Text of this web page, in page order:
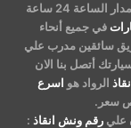
والمعدات ولدينا اسطول سيارات يعمل علي مدار الساعة 24 ساعة
في جميع أنحاء
سائقين مدرب علي
أتصل بنا الان
الرواد هو اسرع
سعر.
رقم ونش انقاذ :